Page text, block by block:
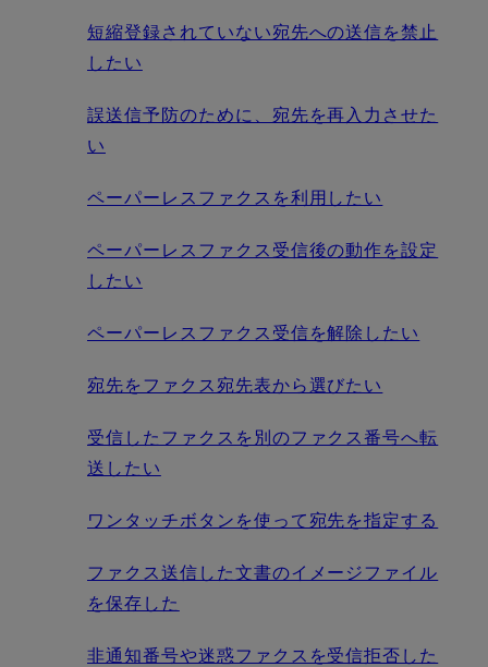
短縮登録されていない宛先への送信を禁止
したい
誤送信予防のために、宛先を再入力させた
い
ペーパーレスファクスを利用したい
ペーパーレスファクス受信後の動作を設定
したい
ペーパーレスファクス受信を解除したい
宛先をファクス宛先表から選びたい
受信したファクスを別のファクス番号へ転
送したい
ワンタッチボタンを使って宛先を指定する
ファクス送信した文書のイメージファイル
を保存した
非通知番号や迷惑ファクスを受信拒否した